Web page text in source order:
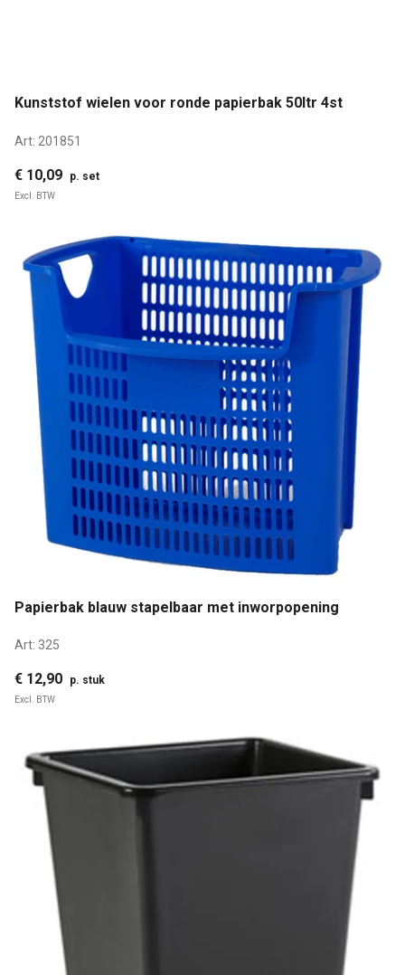
Kunststof wielen voor ronde papierbak 50ltr 4st
Art: 201851
€ 10,09 p. set
Excl. BTW
Papierbak blauw stapelbaar met inworpopening
Art: 325
€ 12,90 p. stuk
Excl. BTW